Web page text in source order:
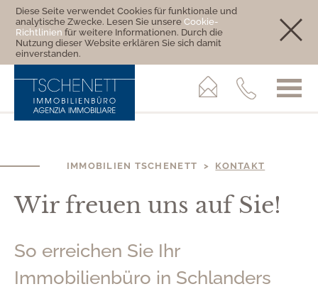
Diese Seite verwendet Cookies für funktionale und
analytische Zwecke. Lesen Sie unsere Cookie-
Richtlinien für weitere Informationen. Durch die
Nutzung dieser Website erklären Sie sich damit
einverstanden.
IMMOBILIEN TSCHENETT > KONTAKT
Wir freuen uns auf Sie!
So erreichen Sie Ihr
Immobilienbüro in Schlanders